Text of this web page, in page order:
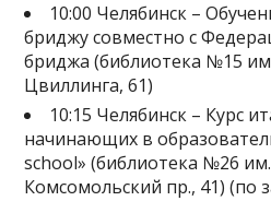
10:00 Челябинск –
бриджу совместно с
бриджа (библиотека №15
Цвиллинга, 61)
10:15 Челябинск – Курс
начинающих в
school» (библиотека №26
Комсомольский пр., 41) (по